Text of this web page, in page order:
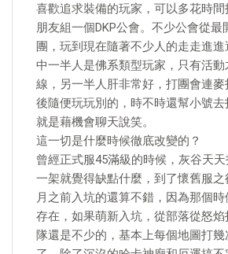
喜歡追求裝備的玩家，可以多花時
朋友組一個DKP公會。不少公會從最
團，玩到現在隨著不少人的走走進
中一半人是佛系類型玩家，只有活
線，另一半人肝非常好，打團會連麥
後隨便玩玩別的，時不時還幫小號
就是藉機會聊天說笑。
這一切是什麼時候徹底改變的？
曾經正式服45滿級的時候，灰谷天
一架就覺得缺點什麼，到了懷舊服
月之前入坑的還算不錯，因為那個
存在，如果萌新入坑，從部落從怒
隊還是不少的，基本上每個地圖打